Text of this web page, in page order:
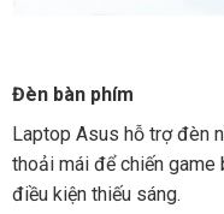
Đèn bàn phím
Laptop Asus hỗ trợ đèn
thoải mái để chiến game
điều kiện thiếu sáng.